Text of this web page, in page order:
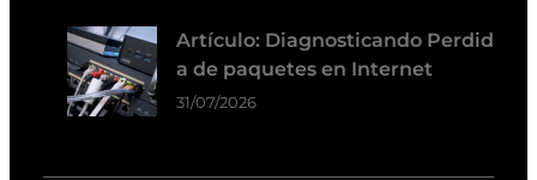
Artículo: Diagnosticando Perdid
a de paquetes en Internet
31/07/2026